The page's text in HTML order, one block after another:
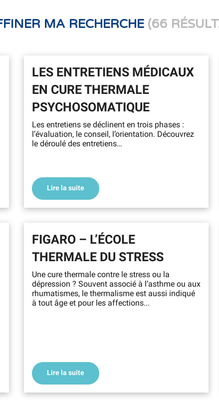
MA RECHERCHE (66
LES ENTRETIENS MÉDICAUX
EN CURE THERMALE
PSYCHOSOMATIQUE
Les entretiens se déclinent en trois phases :
l’évaluation, le conseil, l’orientation. Découvrez
le déroulé des entretiens…
Lire la suite
FIGARO – L’ÉCOLE
THERMALE DU STRESS
Une cure thermale contre le stress ou la
dépression ? Souvent associé à l’asthme ou aux
rhumatismes, le thermalisme est aussi indiqué
à tout âge et pour les affections...
Lire la suite